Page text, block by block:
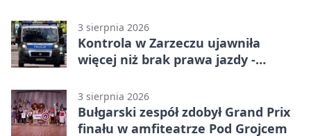
3 sierpnia 2026
Kontrola w Zarzeczu ujawniła
więcej niż brak prawa jazdy -
3 sierpnia 2026
Bułgarski zespół zdobył Grand Prix
finału w amfiteatrze Pod Grojcem